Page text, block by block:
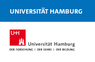
Zu den Filtern
Zur Metanavigation
Zur Hauptnavigation
Zur Suche
Zum Inhalt
Zum Seitenfuss
Universität Hamburg